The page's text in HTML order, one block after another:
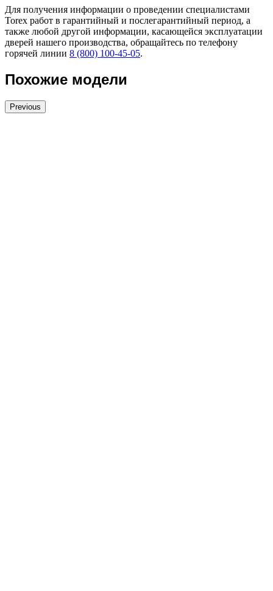
Для получения информации о проведении специалистами
Torex работ в гарантийный и послегарантийный период, а
также любой другой информации, касающейся эксплуатации
дверей нашего производства, обращайтесь по телефону
горячей линии 8 (800) 100-45-05.
Похожие модели
Previous